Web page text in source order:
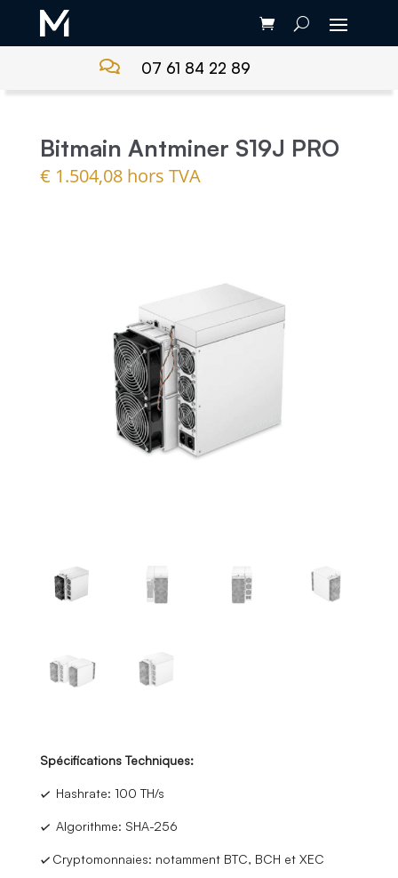
 07 61 84 22 89
Bitmain Antminer S19J PRO
€ 1.504,08 hors TVA
Spécifications Techniques:
✓ Hashrate: 100 TH/s
✓ Algorithme: SHA-256
✓ Cryptomonnaies: notamment BTC, BCH et XEC